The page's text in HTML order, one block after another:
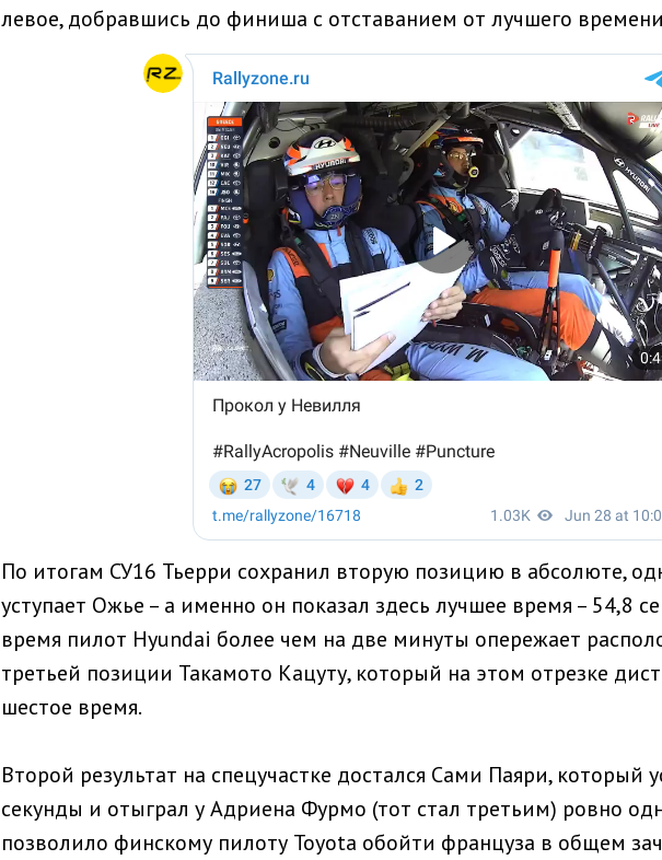
левое, добравшись до финиша с отставанием от лучшего
По итогам СУ16 Тьерри сохранил вторую позицию в абсолюте,
уступает Ожье – а именно он показал здесь лучшее время – 54,8
время пилот Hyundai более чем на две минуты опережает
третьей позиции Такамото Кацуту, который на этом отрезке
шестое время.
Второй результат на спецучастке достался Сами Паяри, который
секунды и отыграл у Адриена Фурмо (тот стал третьим) ровно
позволило финскому пилоту Toyota обойти француза в общем